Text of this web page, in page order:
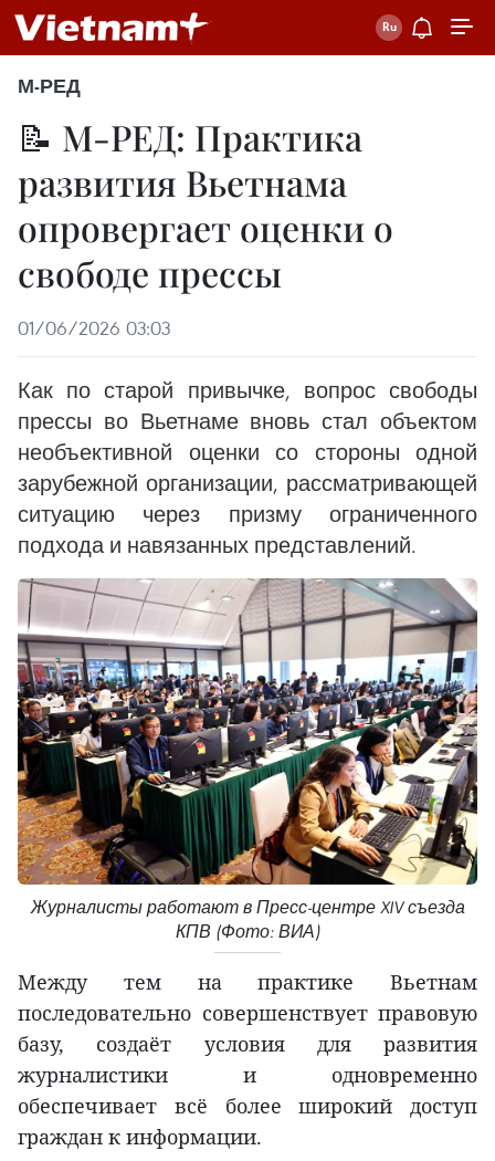
М-РЕД
📝 М-РЕД: Практика
развития Вьетнама
опровергает оценки о
свободе прессы
01/06/2026 03:03
Как по старой привычке, вопрос свободы
прессы во Вьетнаме вновь стал объектом
необъективной оценки со стороны одной
зарубежной организации, рассматривающей
ситуацию через призму ограниченного
подхода и навязанных представлений.
Журналисты работают в Пресс-центре XIV съезда
КПВ (Фото: ВИА)
Между тем на практике Вьетнам
последовательно совершенствует правовую
базу, создаёт условия для развития
журналистики и одновременно
обеспечивает всё более широкий доступ
граждан к информации.